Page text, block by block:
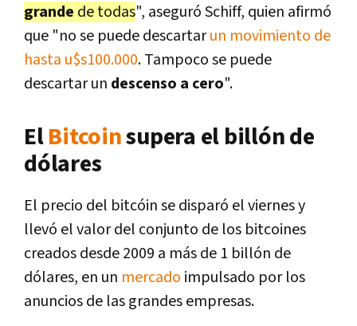
grande de todas", aseguró Schiff, quien afirmó
que "no se puede descartarun movimiento de
hasta u$s100.000. Tampoco se puede
descartar un descenso a cero".
ElBitcoinsupera el billón de
dólares
El precio del bitcóin se disparó el viernes y
llevó el valor del conjunto de los bitcoines
creados desde 2009 a más de 1 billón de
dólares, en un mercado impulsado por los
anuncios de las grandes empresas.